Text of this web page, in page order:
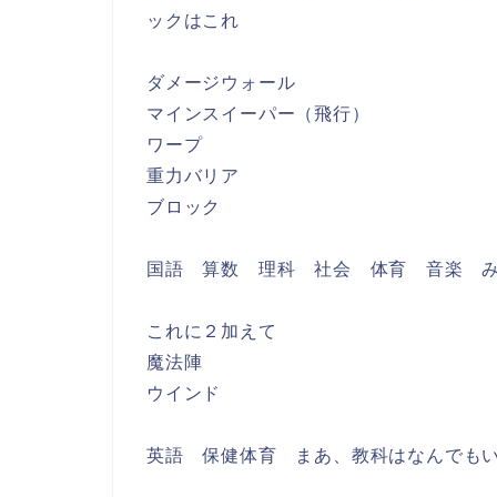
ックはこれ
ダメージウォール
マインスイーパー（飛行）
ワープ
重力バリア
ブロック
国語 算数 理科 社会 体育 音楽 み
これに２加えて
魔法陣
ウインド
英語 保健体育 まあ、教科はなんでも